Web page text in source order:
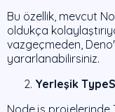
Bu özellik, mevcut
oldukça
vazgeçmeden,
yararlanabilirsiniz.
Yerleşik